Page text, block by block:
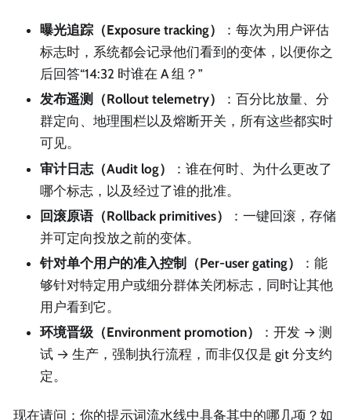
曝光追踪（Exposure tracking）
：每次为用户评估
标志时，系统都会记录他们看到的变体，以便你之
后回答“14:32 时谁在 A 组？”
发布遥测（Rollout telemetry）
：百分比放量、分
群定向、地理围栏以及熔断开关，所有这些都实时
可见。
审计日志（Audit log）
：谁在何时、为什么更改了
哪个标志，以及经过了谁的批准。
回滚原语（Rollback primitives）
：一键回滚，存储
并可定向投放之前的变体。
针对单个用户的准入控制（Per-user gating）
：能
够针对特定用户或细分群体关闭标志，同时让其他
用户看到它。
环境晋级（Environment promotion）
：开发 → 测
试 → 生产，强制执行流程，而非仅仅是 git 分支约
定。
现在请问：你的提示词流水线中具备其中的哪几项？如